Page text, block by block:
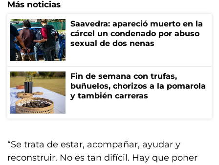
Más noticias
Saavedra: apareció muerto en la
cárcel un condenado por abuso
sexual de dos nenas
Fin de semana con trufas,
buñuelos, chorizos a la pomarola
y también carreras
“Se trata de estar, acompañar, ayudar y
reconstruir. No es tan difícil. Hay que poner